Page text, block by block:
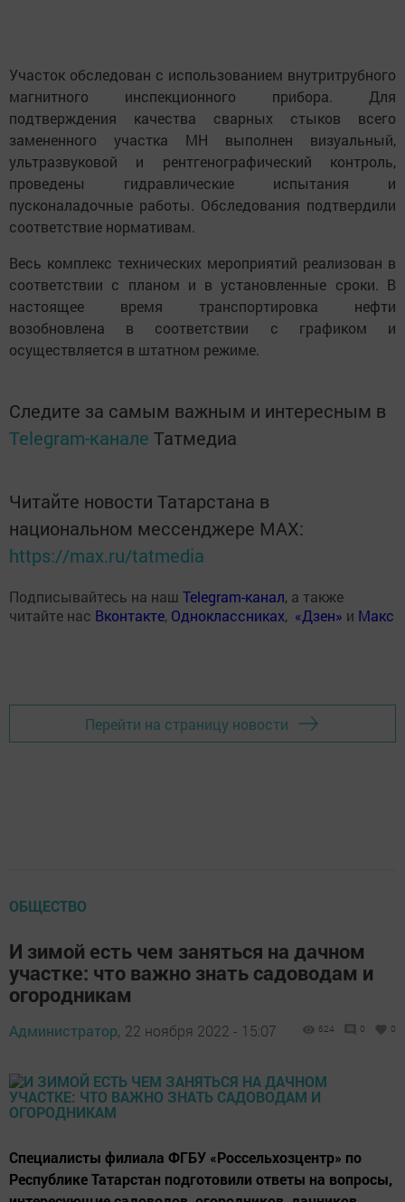
Участок обследован с использованием внутритрубного
магнитного инспекционного прибора. Для
подтверждения качества сварных стыков всего
замененного участка МН выполнен визуальный,
ультразвуковой и рентгенографический контроль,
проведены гидравлические испытания и
пусконаладочные работы. Обследования подтвердили
соответствие нормативам.
Весь комплекс технических мероприятий реализован в
соответствии с планом и в установленные сроки. В
настоящее время транспортировка нефти
возобновлена в соответствии с графиком и
осуществляется в штатном режиме.
Следите за самым важным и интересным в
Telegram-канале Татмедиа
Читайте новости Татарстана в
национальном мессенджере MАХ:
https://max.ru/tatmedia
Подписывайтесь на наш Telegram-канал, а также
читайте нас Вконтакте, Одноклассниках, «Дзен» и Макс
Перейти на страницу новости
ОБЩЕСТВО
И зимой есть чем заняться на дачном
участке: что важно знать садоводам и
огородникам
Администратор, 22 ноября 2022 - 15:07 624 0 0
Специалисты филиала ФГБУ «Россельхозцентр» по
Республике Татарстан подготовили ответы на вопросы,